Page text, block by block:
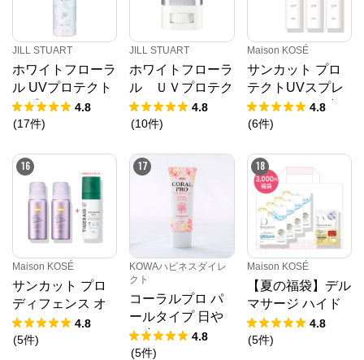
JILL STUART
ホワイトフローラ
ル UVプロテクト
スプレー
4.8
(17件)
JILL STUART
ホワイトフローラ
ル ＵＶプロテク
トスティック
4.8
(10件)
Maison KOSÉ
サンカット プロ
テクトUVスプレ
ー KINGサイズ 3
本セット
4.8
(6件)
16
Maison KOSÉ
サンカット プロ
ディフェンス オ
ールインワンUV
ムース（トーンア
4.8
(5件)
17
KOWAハピネスダイレ
クト
コーラルプロ パ
ールタイプ 日や
け止めクリーム 5
0g 顔・からだ用
4.8
(5件)
18
Maison KOSÉ
【夏の福袋】デル
マサージ ハイド
ロニスト フェイ
スマスク （ブラ
4.8
(5件)